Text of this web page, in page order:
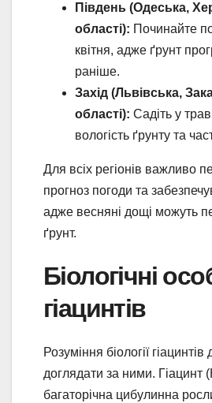
Південь (Одеська,
області): Починайте
квітня, адже ґрунт
раніше.
Захід (Львівська,
області): Садіть у
вологість ґрунту та
Для всіх регіонів важливо
прогноз погоди та
адже весняні дощі можуть
ґрунт.
Біологічні
гіацинтів
Розуміння біології
доглядати за ними. Гіацинт
багаторічна цибулинна